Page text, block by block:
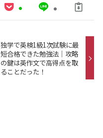
独学で英検1級1次試験に最
短合格できた勉強法｜攻略
の鍵は英作文で高得点を取
ることだった！